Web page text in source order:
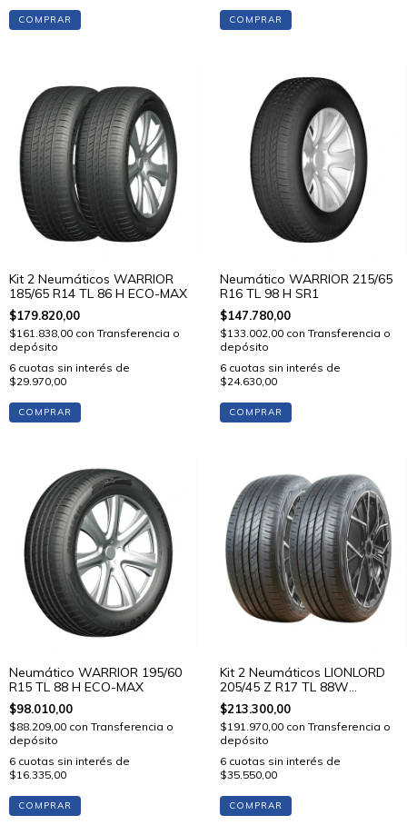
COMPRAR COMPRAR
Kit 2 Neumáticos WARRIOR
185/65 R14 TL 86 H ECO-MAX
$179.820,00
$161.838,00 con Transferencia o
depósito
6 cuotas sin interés de
$29.970,00
COMPRAR
Neumático WARRIOR 215/65
R16 TL 98 H SR1
$147.780,00
$133.002,00 con Transferencia o
depósito
6 cuotas sin interés de
$24.630,00
COMPRAR
Neumático WARRIOR 195/60
R15 TL 88 H ECO-MAX
$98.010,00
$88.209,00 con Transferencia o
depósito
6 cuotas sin interés de
$16.335,00
COMPRAR
Kit 2 Neumáticos LIONLORD
205/45 Z R17 TL 88W
MUTECH H02
$213.300,00
$191.970,00 con Transferencia o
depósito
6 cuotas sin interés de
$35.550,00
COMPRAR